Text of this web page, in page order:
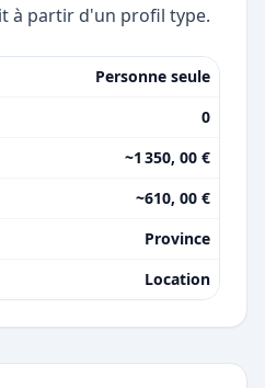
à partir d'un profil type.
Personne seule
0
~1 350, 00 €
~610, 00 €
Province
Location